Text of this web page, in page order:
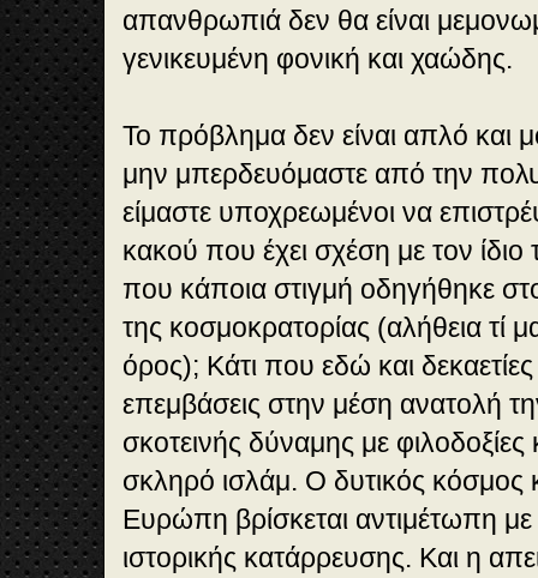
απανθρωπιά δεν θα είναι
γενικευμένη φονική και χαώδης.
Το πρόβλημα δεν είναι απλό και
μην μπερδευόμαστε από την
είμαστε υποχρεωμένοι να
κακού που έχει σχέση με τον ίδιο
που κάποια στιγμή οδηγήθηκε
της κοσμοκρατορίας (αλήθεια τί
όρος); Κάτι που εδώ και δεκαετίες
επεμβάσεις στην μέση ανατολή
σκοτεινής δύναμης με
σκληρό ισλάμ. Ο δυτικός κόσμος
Ευρώπη βρίσκεται αντιμέτωπη με
ιστορικής κατάρρευσης. Και η